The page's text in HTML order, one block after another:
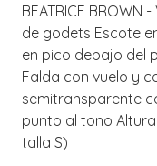
BEATRICE
de godets Escote
en pico debajo del
Falda con vuelo y
semitransparente
punto al tono
talla S)